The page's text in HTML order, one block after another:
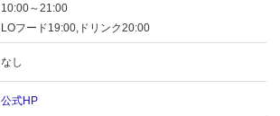
10:00～21:00
LOフード19:00,ドリンク20:00
なし
公式HP